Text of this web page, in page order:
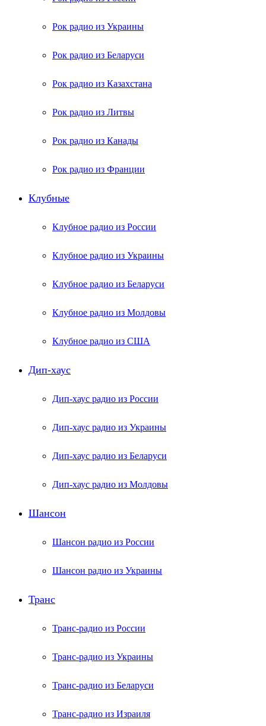
Рок радио из Украины
Рок радио из Беларуси
Рок радио из Казахстана
Рок радио из Литвы
Рок радио из Канады
Рок радио из Франции
Клубные
Клубное радио из России
Клубное радио из Украины
Клубное радио из Беларуси
Клубное радио из Молдовы
Клубное радио из США
Дип-хаус
Дип-хаус радио из России
Дип-хаус радио из Украины
Дип-хаус радио из Беларуси
Дип-хаус радио из Молдовы
Шансон
Шансон радио из России
Шансон радио из Украины
Транс
Транс-радио из России
Транс-радио из Украины
Транс-радио из Беларуси
Транс-радио из Израиля